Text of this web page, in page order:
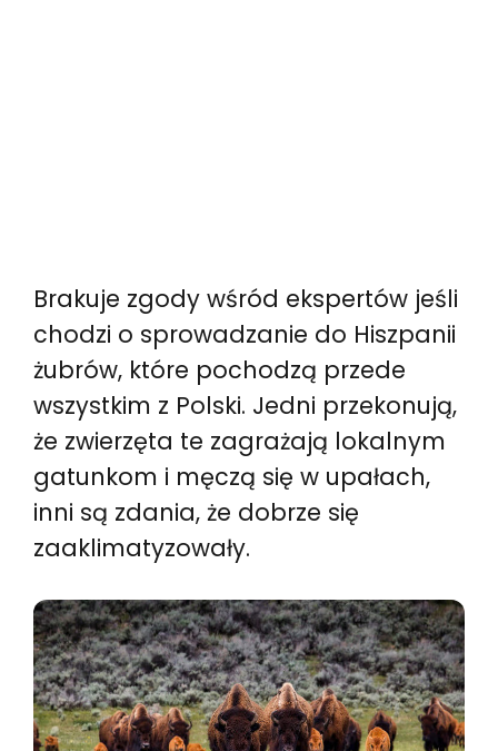
Brakuje zgody wśród ekspertów jeśli
chodzi o sprowadzanie do Hiszpanii
żubrów, które pochodzą przede
wszystkim z Polski. Jedni przekonują,
że zwierzęta te zagrażają lokalnym
gatunkom i męczą się w upałach,
inni są zdania, że dobrze się
zaaklimatyzowały.